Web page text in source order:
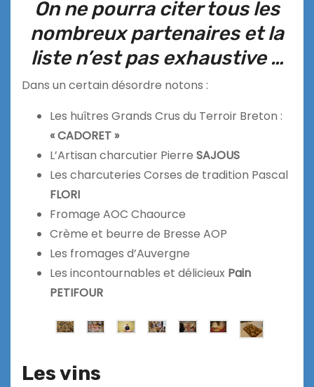
On ne pourra citer tous les
nombreux partenaires et la
liste n’est pas exhaustive …
Dans un certain désordre notons :
Les huîtres Grands Crus du Terroir Breton :
« CADORET »
L’Artisan charcutier Pierre SAJOUS
Les charcuteries Corses de tradition Pascal
FLORI
Fromage AOC Chaource
Crème et beurre de Bresse AOP
Les fromages d’Auvergne
Les incontournables et délicieux Pain
PETIFOUR
Les vins